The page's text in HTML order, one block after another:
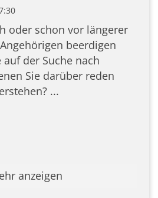
oder schon vor längerer
beerdigen
auf der Suche nach
Sie darüber reden
...
anzeigen